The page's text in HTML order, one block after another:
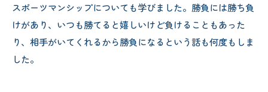
スポーツマンシップについても学びました。勝負には勝ち負
けがあり、いつも勝てると嬉しいけど負けることもあった
り、相手がいてくれるから勝負になるという話も何度もしま
した。